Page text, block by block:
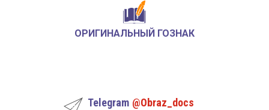
ОРИГИНАЛЬНЫЙ ГОЗНАК
Telegram @Obraz_docs